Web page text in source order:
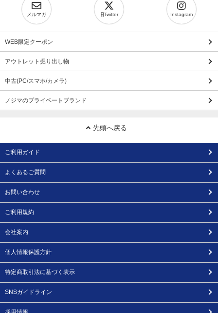
メルマガ 旧Twitter Instagram
WEB限定クーポン
アウトレット掘り出し物
中古(PC/スマホ/カメラ)
ノジマのプライベートブランド
先頭へ戻る
ご利用ガイド
よくあるご質問
お問い合わせ
ご利用規約
会社案内
個人情報保護方針
特定商取引法に基づく表示
SNSガイドライン